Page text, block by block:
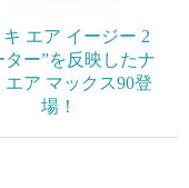
エア イージー 2
ター”を反映したナ
エア マックス90登
場！